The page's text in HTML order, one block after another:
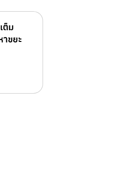
ต็ม
ขยะ